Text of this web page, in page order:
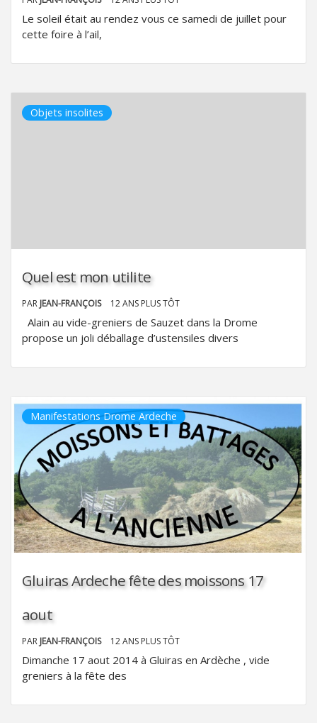
Le soleil était au rendez vous ce samedi de juillet pour
cette foire à l’ail,
Objets insolites
Quel est mon utilite
PAR JEAN-FRANÇOIS 12 ANS PLUS TÔT
Alain au vide-greniers de Sauzet dans la Drome
propose un joli déballage d’ustensiles divers
Manifestations Drome Ardeche
Gluiras Ardeche fête des moissons 17
aout
PAR JEAN-FRANÇOIS 12 ANS PLUS TÔT
Dimanche 17 aout 2014 à Gluiras en Ardèche , vide
greniers à la fête des